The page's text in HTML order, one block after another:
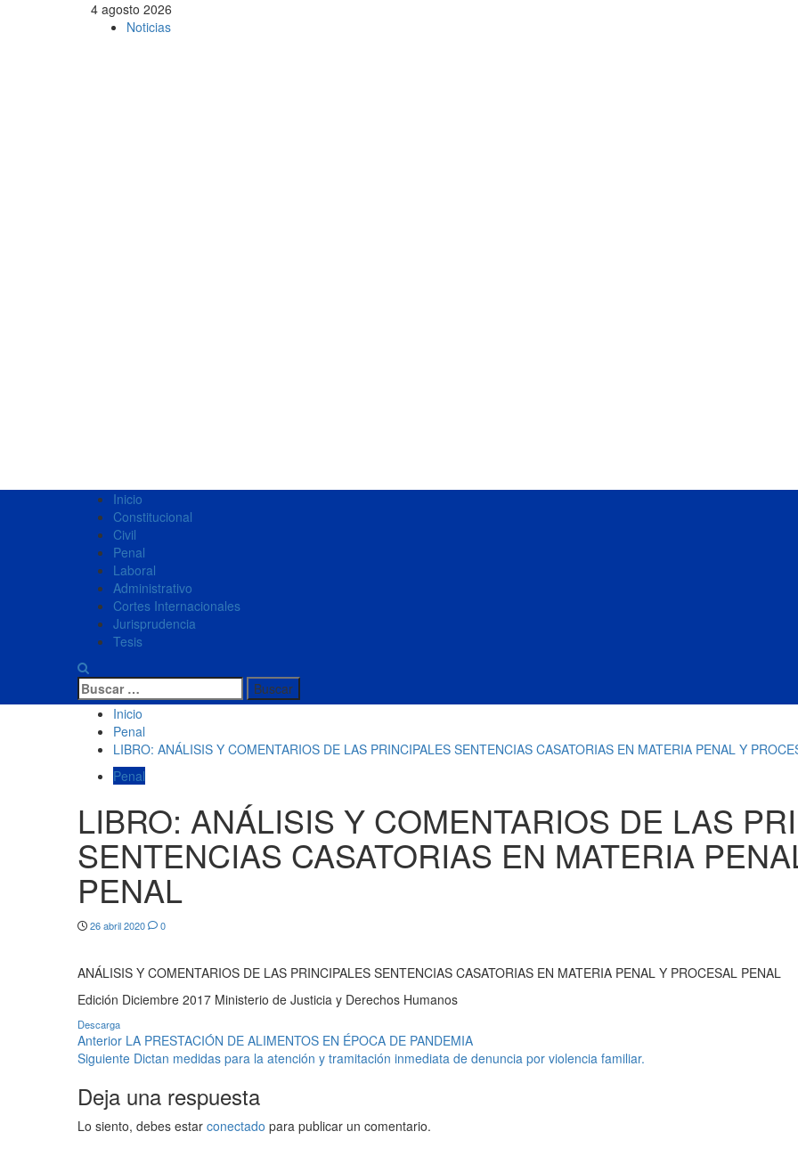
4 agosto 2026
Noticias
Menú
primario
Inicio
Constitucional
Civil
Penal
Laboral
Administrativo
Cortes Internacionales
Jurisprudencia
Tesis
Buscar:
Inicio
Penal
LIBRO: ANÁLISIS Y COMENTARIOS DE LAS PRINCIPALES SENTENCIAS CASATORIAS EN MATERIA PENAL Y
Penal
LIBRO: ANÁLISIS Y COMENTARIOS DE LAS
SENTENCIAS CASATORIAS EN MATERIA
PENAL
26 abril 2020 0
ANÁLISIS Y COMENTARIOS DE LAS PRINCIPALES SENTENCIAS CASATORIAS EN MATERIA PENAL Y PROCESAL PENAL
Edición Diciembre 2017 Ministerio de Justicia y Derechos Humanos
Descarga
Navegación
de
entradas
Anterior LA PRESTACIÓN DE ALIMENTOS EN ÉPOCA DE PANDEMIA
Siguiente Dictan medidas para la atención y tramitación inmediata de denuncia por violencia familiar.
Deja una respuesta
Lo siento, debes estar conectado para publicar un comentario.